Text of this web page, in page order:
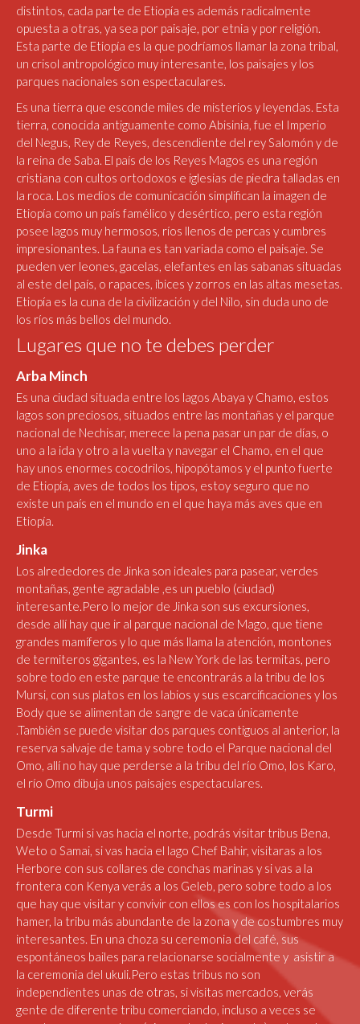
distintos, cada parte de Etiopía es además radicalmente
opuesta a otras, ya sea por paisaje, por etnia y por religión.
Esta parte de Etiopía es la que podríamos llamar la zona tribal,
un crisol antropológico muy interesante, los paisajes y los
parques nacionales son espectaculares.
Es una tierra que esconde miles de misterios y leyendas. Esta
tierra, conocida antiguamente como Abisinia, fue el Imperio
del Negus, Rey de Reyes, descendiente del rey Salomón y de
la reina de Saba. El país de los Reyes Magos es una región
cristiana con cultos ortodoxos e iglesias de piedra talladas en
la roca. Los medios de comunicación simplifican la imagen de
Etiopía como un país famélico y desértico, pero esta región
posee lagos muy hermosos, ríos llenos de percas y cumbres
impresionantes. La fauna es tan variada como el paisaje. Se
pueden ver leones, gacelas, elefantes en las sabanas situadas
al este del país, o rapaces, íbices y zorros en las altas mesetas.
Etiopía es la cuna de la civilización y del Nilo, sin duda uno de
los ríos más bellos del mundo.
Lugares que no te debes perder
Arba Minch
Es una ciudad situada entre los lagos Abaya y Chamo, estos
lagos son preciosos, situados entre las montañas y el parque
nacional de Nechisar, merece la pena pasar un par de días, o
uno a la ida y otro a la vuelta y navegar el Chamo, en el que
hay unos enormes cocodrilos, hipopótamos y el punto fuerte
de Etiopía, aves de todos los tipos, estoy seguro que no
existe un país en el mundo en el que haya más aves que en
Etiopía.
Jinka
Los alrededores de Jinka son ideales para pasear, verdes
montañas, gente agradable ,es un pueblo (ciudad)
interesante.Pero lo mejor de Jinka son sus excursiones,
desde allí hay que ir al parque nacional de Mago, que tiene
grandes mamíferos y lo que más llama la atención, montones
de termiteros gigantes, es la New York de las termitas, pero
sobre todo en este parque te encontrarás a la tribu de los
Mursi, con sus platos en los labios y sus escarcificaciones y los
Body que se alimentan de sangre de vaca únicamente
.También se puede visitar dos parques contiguos al anterior, la
reserva salvaje de tama y sobre todo el Parque nacional del
Omo, allí no hay que perderse a la tribu del río Omo, los Karo,
el río Omo dibuja unos paisajes espectaculares.
Turmi
Desde Turmi si vas hacia el norte, podrás visitar tribus Bena,
Weto o Samai, si vas hacia el lago Chef Bahir, visitaras a los
Herbore con sus collares de conchas marinas y si vas a la
frontera con Kenya verás a los Geleb, pero sobre todo a los
que hay que visitar y convivir con ellos es con los hospitalarios
hamer, la tribu más abundante de la zona y de costumbres muy
interesantes. En una choza su ceremonia del café, sus
espontáneos bailes para relacionarse socialmente y asistir a
la ceremonia del ukuli.Pero estas tribus no son
independientes unas de otras, si visitas mercados, verás
gente de diferente tribu comerciando, incluso a veces se